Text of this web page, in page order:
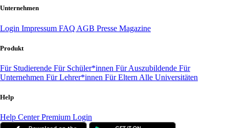
Unternehmen
Login Impressum FAQ AGB Presse Magazine
Produkt
Für Studierende Für Schüler*innen Für Auszubildende Für
Unternehmen Für Lehrer*innen Für Eltern Alle Universitäten
Help
Help CenterPremium Login